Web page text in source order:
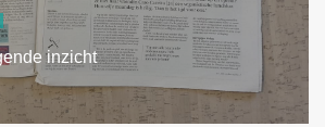
inzicht